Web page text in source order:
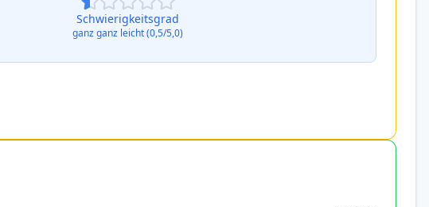
Schwierigkeitsgrad
ganz ganz leicht (0,5/5,0)